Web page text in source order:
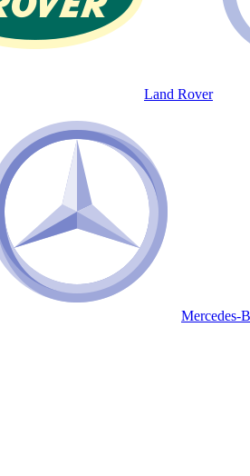
Land Rover
Mercedes-